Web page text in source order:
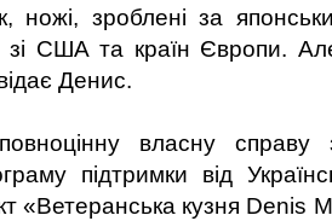
ножі, зроблені за
зі США та країн Європи.
Денис.
власну справу
підтримки від
«Ветеранська кузня Denis